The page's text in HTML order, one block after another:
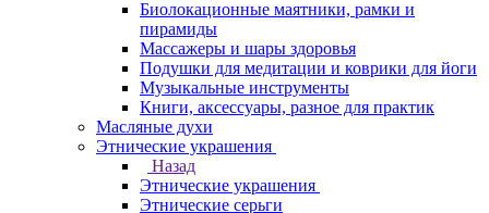
Биолокационные маятники, рамки и
пирамиды
Массажеры и шары здоровья
Подушки для медитации и коврики для йоги
Музыкальные инструменты
Книги, аксессуары, разное для практик
Масляные духи
Этнические украшения
Назад
Этнические украшения
Этнические серьги